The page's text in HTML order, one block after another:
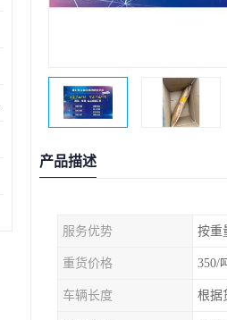
产品描述
服务优势 按重
重货价格 350/
车辆长度 根据